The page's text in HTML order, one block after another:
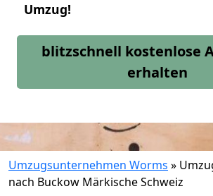
Umzug!
blitzschnell kostenlose
erhalten
Umzugsunternehmen Worms »
nach Buckow Märkische Schweiz